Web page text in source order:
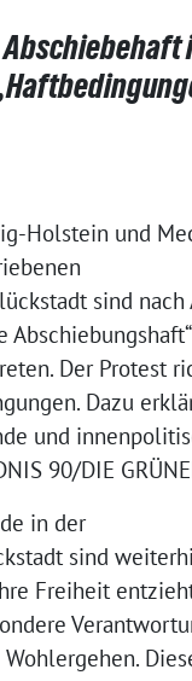
Holstein und
sind nach
Der Protest
Dazu
und
90/DIE
in der
sind
Freiheit